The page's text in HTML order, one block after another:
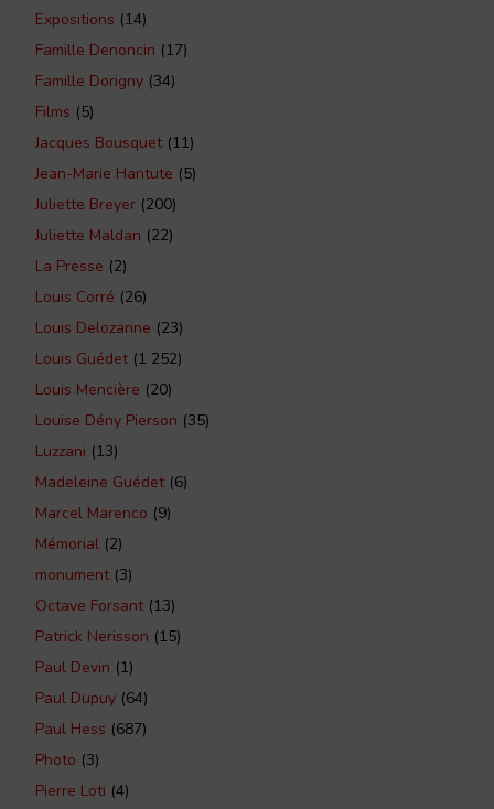
Expositions (14)
Famille Denoncin (17)
Famille Dorigny (34)
Films (5)
Jacques Bousquet(11)
Jean-Marie Hantute (5)
Juliette Breyer (200)
Juliette Maldan (22)
La Presse (2)
Louis Corré (26)
Louis Delozanne (23)
Louis Guédet(1 252)
Louis Mencière (20)
Louise Dény Pierson (35)
Luzzani (13)
Madeleine Guédet(6)
Marcel Marenco (9)
Mémorial (2)
monument(3)
Octave Forsant(13)
Patrick Nerisson (15)
Paul Devin (1)
Paul Dupuy (64)
Paul Hess (687)
Photo (3)
Pierre Loti (4)